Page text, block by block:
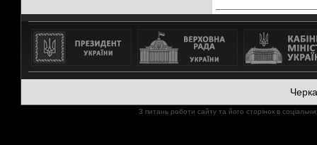
З питань роботи сайту та його сторінок в